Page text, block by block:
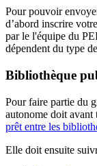
Pour pouvoir
d’abord inscrire
par le l'équipe du
dépendent du type
Bibliothèque
Pour faire partie du
autonome doit avant
prêt entre les
Elle doit ensuite